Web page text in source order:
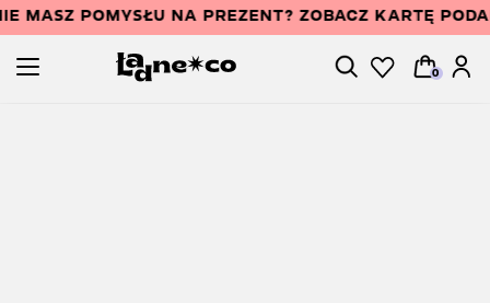
MASZ POMYSŁU NA PREZENT? ZOBACZ KARTĘ
0